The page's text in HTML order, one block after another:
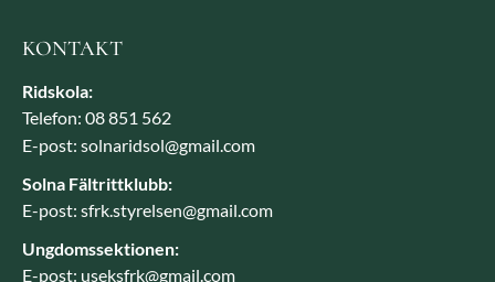
KONTAKT
Ridskola:
Telefon: 08 851 562
E-post: solnaridsol@gmail.com
Solna Fältrittklubb:
E-post: sfrk.styrelsen@gmail.com
Ungdomssektionen:
E-post: useksfrk@gmail.com